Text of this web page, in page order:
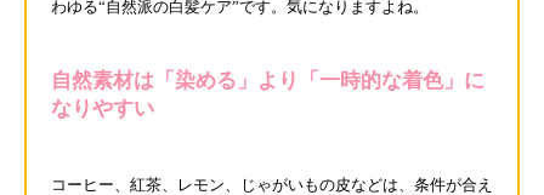
わゆる“自然派の白髪ケア”です。気になりますよね。
自然素材は「染める」より「一時的な着色」に
なりやすい
コーヒー、紅茶、レモン、じゃがいもの皮などは、条件が合え